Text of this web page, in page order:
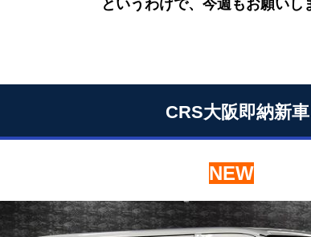
というわけで、今週もお願いし
CRS大阪即納新車
NEW